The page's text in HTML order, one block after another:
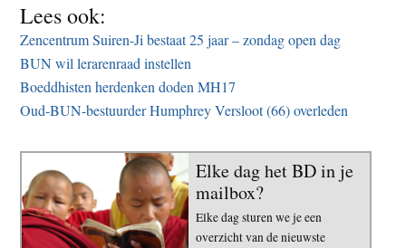
Lees ook:
Zencentrum Suiren-Ji bestaat 25 jaar – zondag open dag
BUN wil lerarenraad instellen
Boeddhisten herdenken doden MH17
Oud-BUN-bestuurder Humphrey Versloot (66) overleden
Elke dag het BD in je
mailbox?
Elke dag sturen we je een
overzicht van de nieuwste